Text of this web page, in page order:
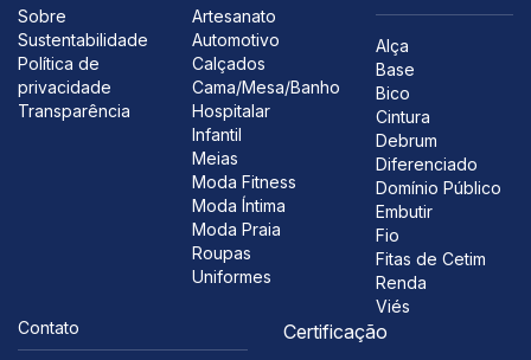
Sobre
Sustentabilidade
Política de
privacidade
Transparência
Artesanato
Automotivo
Calçados
Cama/Mesa/Banho
Hospitalar
Infantil
Meias
Moda Fitness
Moda Íntima
Moda Praia
Roupas
Uniformes
Alça
Base
Bico
Cintura
Debrum
Diferenciado
Domínio Público
Embutir
Fio
Fitas de Cetim
Renda
Viés
Contato
Certificação